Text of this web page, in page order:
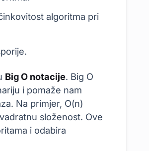
algoritma pri
Big O notacije. Big O
i pomaže nam
Na primjer, O(n)
složenost. Ove
i odabira